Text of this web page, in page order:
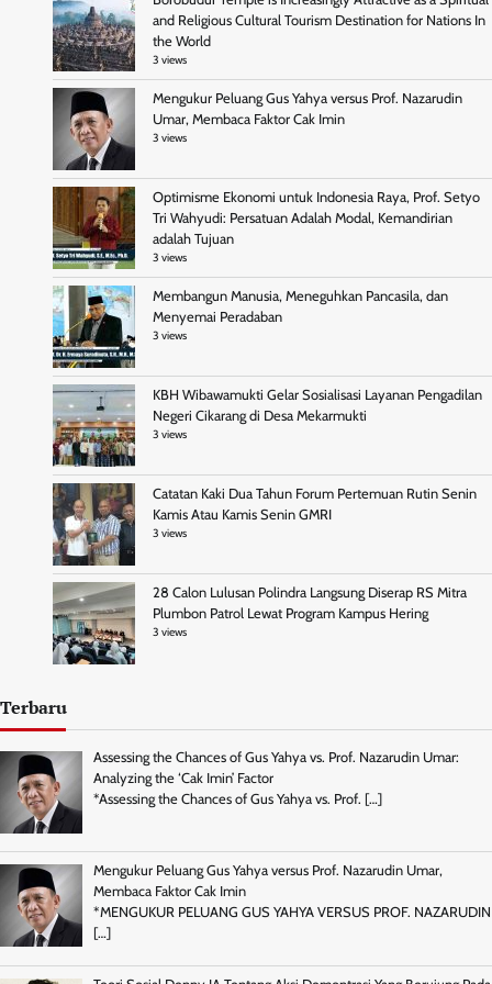
and Religious Cultural Tourism Destination for Nations In
the World
3 views
Mengukur Peluang Gus Yahya versus Prof. Nazarudin
Umar, Membaca Faktor Cak Imin
3 views
Optimisme Ekonomi untuk Indonesia Raya, Prof. Setyo
Tri Wahyudi: Persatuan Adalah Modal, Kemandirian
adalah Tujuan
3 views
Membangun Manusia, Meneguhkan Pancasila, dan
Menyemai Peradaban
3 views
KBH Wibawamukti Gelar Sosialisasi Layanan Pengadilan
Negeri Cikarang di Desa Mekarmukti
3 views
Catatan Kaki Dua Tahun Forum Pertemuan Rutin Senin
Kamis Atau Kamis Senin GMRI
3 views
28 Calon Lulusan Polindra Langsung Diserap RS Mitra
Plumbon Patrol Lewat Program Kampus Hering
3 views
Terbaru
Assessing the Chances of Gus Yahya vs. Prof. Nazarudin Umar:
Analyzing the ‘Cak Imin’ Factor
*Assessing the Chances of Gus Yahya vs. Prof. […]
Mengukur Peluang Gus Yahya versus Prof. Nazarudin Umar,
Membaca Faktor Cak Imin
*MENGUKUR PELUANG GUS YAHYA VERSUS PROF. NAZARUDIN
[…]